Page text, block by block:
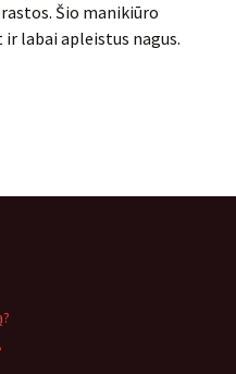
Šio manikiūro
labai apleistus nagus.